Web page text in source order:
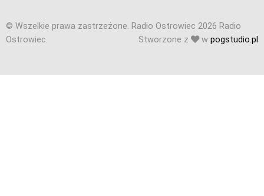
© Wszelkie prawa zastrzeżone. Radio Ostrowiec 2026 Radio
Ostrowiec.
Stworzone z w pogstudio.pl